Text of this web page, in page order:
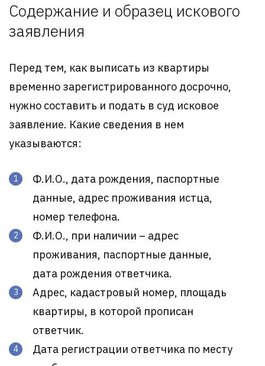
Содержание и образец искового
заявления
Перед тем, как выписать из квартиры
временно зарегистрированного досрочно,
нужно составить и подать в суд исковое
заявление. Какие сведения в нем
указываются:
Ф.И.О., дата рождения, паспортные
данные, адрес проживания истца,
номер телефона.
Ф.И.О., при наличии – адрес
проживания, паспортные данные,
дата рождения ответчика.
Адрес, кадастровый номер, площадь
квартиры, в которой прописан
ответчик.
Дата регистрации ответчика по месту